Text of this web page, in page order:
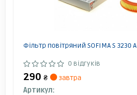
Фільтр повітряний SOFIMA S 3230 A
0 відгуків
290 ₴
завтра
Артикул: